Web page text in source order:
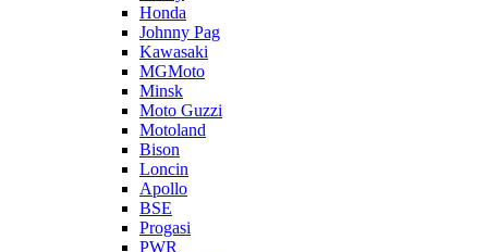
Honda
Johnny Pag
Kawasaki
MGMoto
Minsk
Moto Guzzi
Motoland
Bison
Loncin
Apollo
BSE
Progasi
PWR